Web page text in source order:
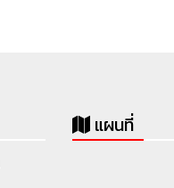
แผนที่